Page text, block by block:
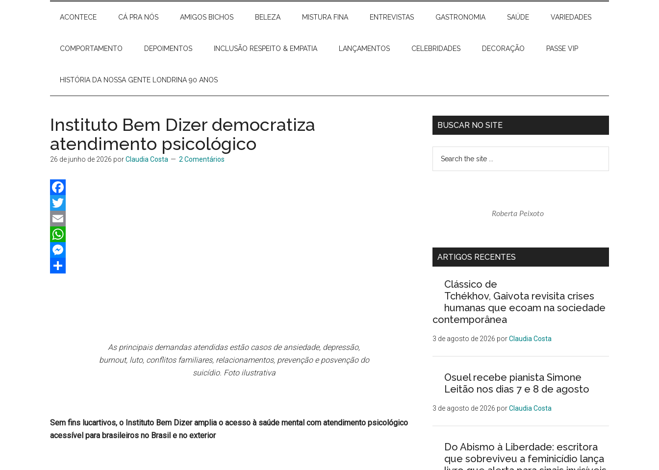
Delas
Elisiê
ACONTECE CÁ PRA NÓS AMIGOS BICHOS BELEZA MISTURA FINA ENTREVISTAS GASTRONOMIA SAÚDE VARIEDADES
COMPORTAMENTO DEPOIMENTOS INCLUSÃO RESPEITO & EMPATIA LANÇAMENTOS CELEBRIDADES DECORAÇÃO PASSE VIP
HISTÓRIA DA NOSSA GENTE LONDRINA 90 ANOS
Instituto Bem Dizer democratiza
atendimento psicológico
26 de junho de 2026 porClaudia Costa 2 Comentários
Facebook
Twitter
Email
WhatsApp
Messenger
As principais demandas atendidas estão casos de ansiedade, depressão,
burnout, luto, conflitos familiares, relacionamentos, prevenção e posvenção do
suicídio. Foto ilustrativa
Sem fins lucartivos, o Instituto Bem Dizer amplia o acesso à saúde mental com atendimento psicológico
acessível para brasileiros no Brasil e no exterior
Sidebar
BUSCAR NO SITE
Roberta Peixoto
ARTIGOS RECENTES
Clássico de
Tchékhov, Gaivota revisita crises
humanas que ecoam na sociedade
contemporânea
3 de agosto de 2026 porClaudia Costa
Osuel recebe pianista Simone
Leitão nos dias 7 e 8 de agosto
3 de agosto de 2026 porClaudia Costa
Do Abismo à Liberdade: escritora
que sobreviveu a feminicídio lança